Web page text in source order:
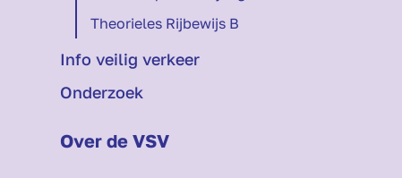
Theorieles Rijbewijs B
Info veilig verkeer
Onderzoek
Over de VSV